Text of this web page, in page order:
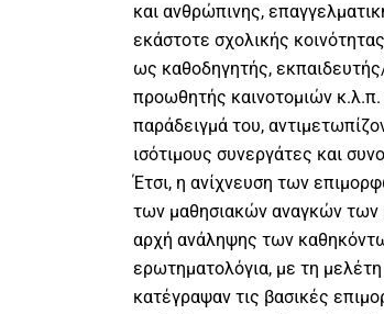
και ανθρώπινης,
εκάστοτε σχολικής
ως καθοδηγητής,
προωθητής καινοτομιών κ.λ.π.
παράδειγμά του,
ισότιμους συνεργάτες και
Έτσι, η ανίχνευση των
των μαθησιακών αναγκών των
αρχή ανάληψης των
ερωτηματολόγια, με τη
κατέγραψαν τις βασικές